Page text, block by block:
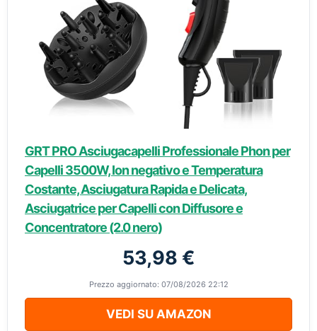
GRT PRO Asciugacapelli Professionale Phon per
Capelli 3500W, Ion negativo e Temperatura
Costante, Asciugatura Rapida e Delicata,
Asciugatrice per Capelli con Diffusore e
Concentratore (2.0 nero)
53,98 €
Prezzo aggiornato: 07/08/2026 22:12
VEDI SU AMAZON